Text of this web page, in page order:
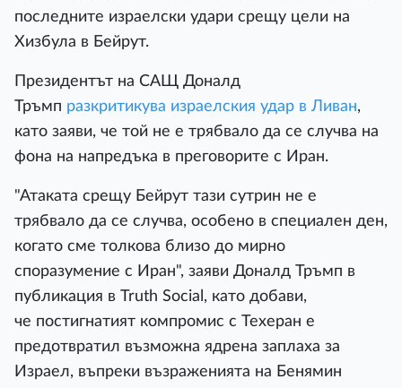
последните израелски удари срещу цели на
Хизбула в Бейрут.
Президентът на САЩ Доналд
Тръмп разкритикува израелския удар в Ливан,
като заяви, че той не е трябвало да се случва на
фона на напредъка в преговорите с Иран.
"Атаката срещу Бейрут тази сутрин не е
трябвало да се случва, особено в специален ден,
когато сме толкова близо до мирно
споразумение с Иран", заяви Доналд Тръмп в
публикация в Truth Social, като добави,
че постигнатият компромис с Техеран е
предотвратил възможна ядрена заплаха за
Израел, въпреки възраженията на Бенямин